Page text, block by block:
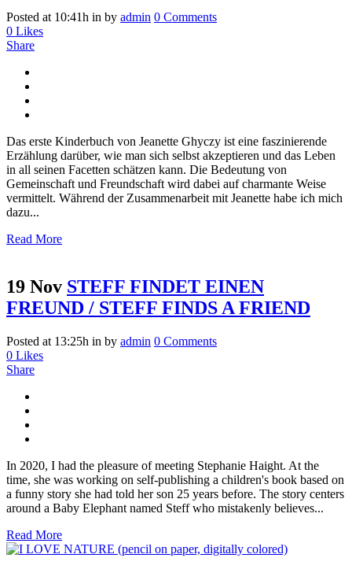
Posted at 10:41h in by admin 0 Comments
0 Likes
Share
Das erste Kinderbuch von Jeanette Ghyczy ist eine faszinierende
Erzählung darüber, wie man sich selbst akzeptieren und das Leben
in all seinen Facetten schätzen kann. Die Bedeutung von
Gemeinschaft und Freundschaft wird dabei auf charmante Weise
vermittelt. Während der Zusammenarbeit mit Jeanette habe ich mich
dazu...
Read More
19 Nov STEFF FINDET EINEN
FREUND / STEFF FINDS A FRIEND
Posted at 13:25h in by admin 0 Comments
0 Likes
Share
In 2020, I had the pleasure of meeting Stephanie Haight. At the
time, she was working on self-publishing a children's book based on
a funny story she had told her son 25 years before. The story centers
around a Baby Elephant named Steff who mistakenly believes...
Read More